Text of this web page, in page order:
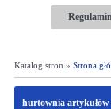
Katalog stron » Strona
hurtownia artykułów